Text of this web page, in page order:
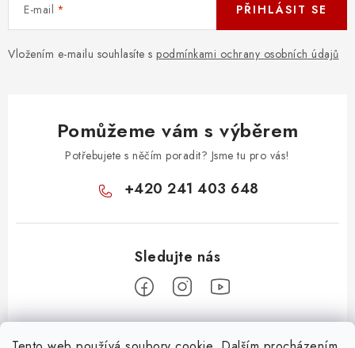
E-mail
Vložením e-mailu souhlasíte s podmínkami ochrany osobních údajů
PŘIHLÁSIT SE
Pomůžeme vám s výběrem
Potřebujete s něčím poradit? Jsme tu pro vás!
+420 241 403 648
Z